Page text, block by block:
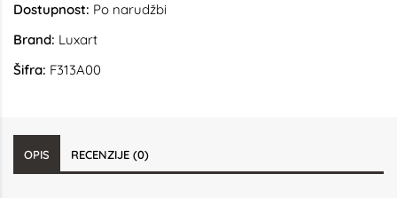
Dostupnost: Po narudžbi
Brand: Luxart
Šifra: F313A00
OPIS RECENZIJE (0)